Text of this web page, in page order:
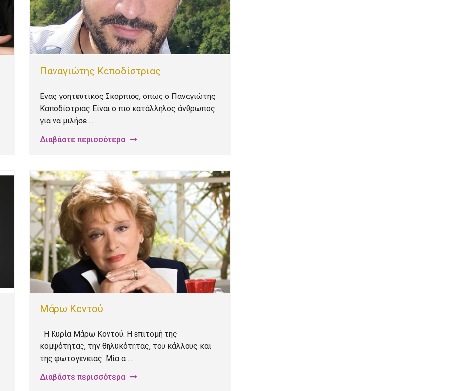
Παναγιώτης Καποδίστριας
Ένας γοητευτικός Σκορπιός, όπως ο Παναγιώτης
Καποδίστριας Eίναι ο πιο κατάλληλος άνθρωπος
για να μιλήσε ...
Διαβάστε περισσότερα
Μάρω Κοντού
Η Κυρία Μάρω Κοντού. Η επιτομή της
κομψότητας, την θηλυκότητας, του κάλλους και
της φωτογένειας. Μία α ...
Διαβάστε περισσότερα